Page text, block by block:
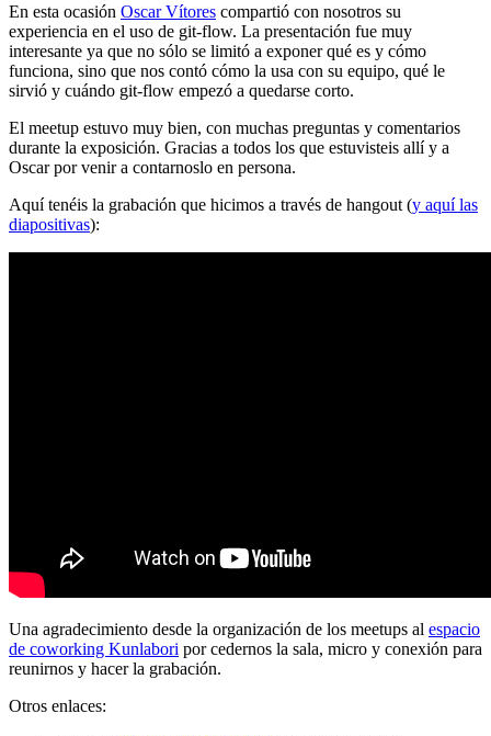
En esta ocasión Oscar Vítores compartió con nosotros su
experiencia en el uso de git-flow. La presentación fue muy
interesante ya que no sólo se limitó a exponer qué es y cómo
funciona, sino que nos contó cómo la usa con su equipo, qué le
sirvió y cuándo git-flow empezó a quedarse corto.
El meetup estuvo muy bien, con muchas preguntas y comentarios
durante la exposición. Gracias a todos los que estuvisteis allí y a
Oscar por venir a contarnoslo en persona.
Aquí tenéis la grabación que hicimos a través de hangout (y aquí las
diapositivas):
Una agradecimiento desde la organización de los meetups al espacio
de coworking Kunlabori por cedernos la sala, micro y conexión para
reunirnos y hacer la grabación.
Otros enlaces: